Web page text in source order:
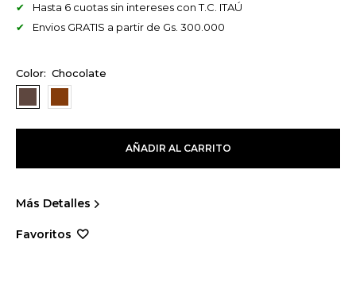
Hasta 6 cuotas sin intereses con T.C. ITAÚ
Envios GRATIS a partir de Gs. 300.000
Chocolate
AÑADIR AL CARRITO
Más Detalles